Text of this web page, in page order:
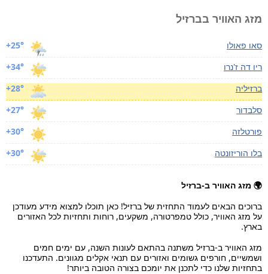
מזג האוויר בברזיל
+25°
סאו פאולו
+34°
ריו דה ז'נרו
+28°
ברזיליה
+27°
סלבדור
+30°
פורטלזה
+30°
בלו הוריזונטה
🌍 מזג האוויר ב-ברזיל
ברוכים הבאים לעמוד התחזית של ברזיל! כאן תוכלו למצוא מידע מעודכן
על מזג האוויר, כולל טמפרטורה, משקעים, רוחות ותחזיות לכל האזורים
בארץ.
מזג האוויר ב-ברזיל משתנה בהתאם לעונות השנה, עם ימים חמים
ושמשיים, חורפים גשומים ואזורים עם תנאי אקלים מגוונים. התעדכנו
בתחזיות שלנו כדי לתכנן את יומכם בצורה הטובה ביותר!